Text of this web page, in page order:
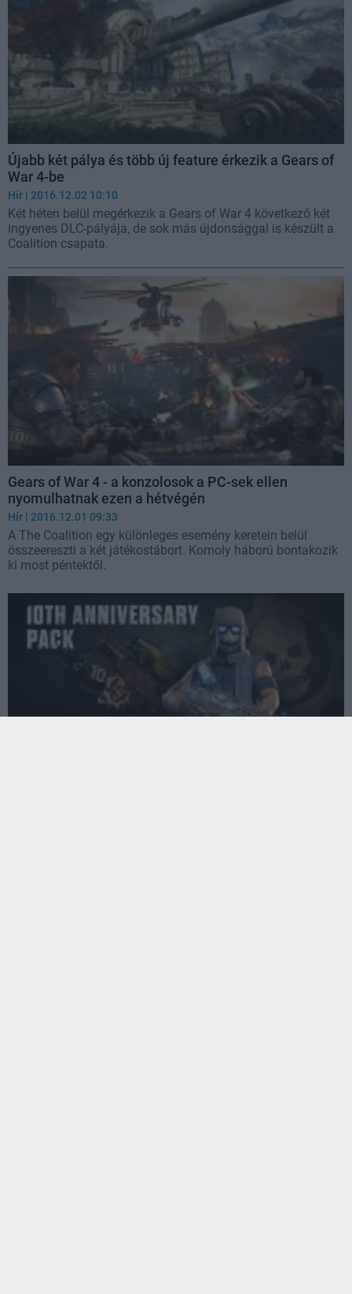
Újabb két pálya és több új feature érkezik a Gears of
War 4-be
Hír | 2016.12.02 10:10
Két héten belül megérkezik a Gears of War 4 következő két
ingyenes DLC-pályája, de sok más újdonsággal is készült a
Coalition csapata.
Gears of War 4 - a konzolosok a PC-sek ellen
nyomulhatnak ezen a hétvégén
Hír | 2016.12.01 09:33
A The Coalition egy különleges esemény keretein belül
összeereszti a két játékostábort. Komoly háború bontakozik
ki most péntektől.